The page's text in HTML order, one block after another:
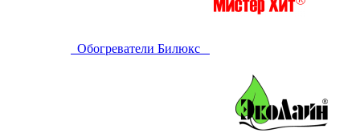
Обогреватели Билюкс